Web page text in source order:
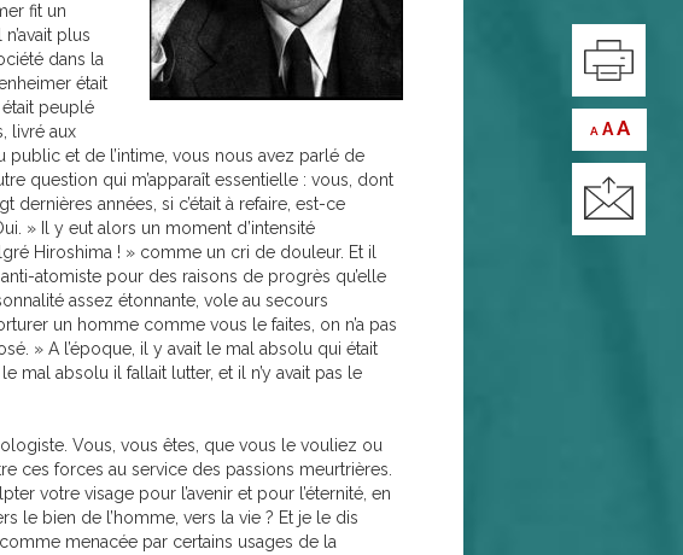
fit un
plus
dans la
était
était peuplé
livré aux
et de l’intime, vous nous avez parlé de
question qui m’apparaît essentielle : vous, dont
années, si c’était à refaire, est-ce
» Il y eut alors un moment d’intensité
Hiroshima ! » comme un cri de douleur. Et il
atomiste pour des raisons de progrès qu’elle
assez étonnante, vole au secours
un homme comme vous le faites, on n’a pas
» A l’époque, il y avait le mal absolu qui était
mal absolu il fallait lutter, et il n’y avait pas le
Vous, vous êtes, que vous le vouliez ou
ces forces au service des passions meurtrières.
votre visage pour l’avenir et pour l’éternité, en
le bien de l’homme, vers la vie ? Et je le dis
menacée par certains usages de la
A A A